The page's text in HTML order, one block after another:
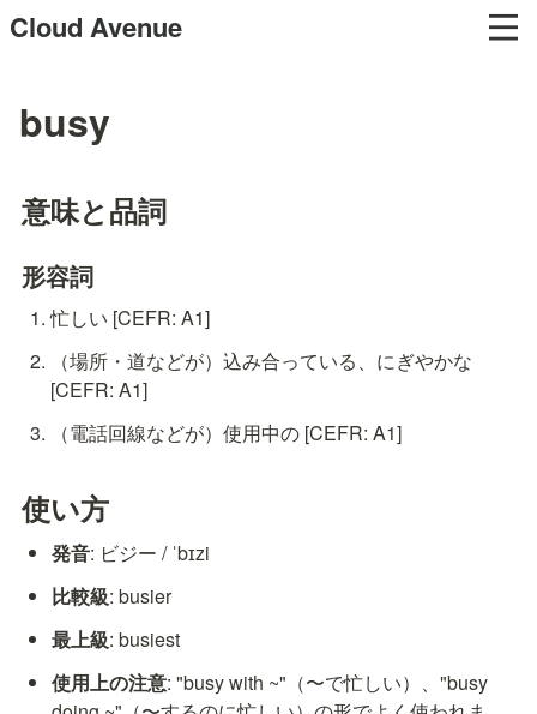
Cloud Avenue
busy
意味と品詞
形容詞
忙しい [CEFR: A1]
（場所・道などが）込み合っている、にぎやかな
[CEFR: A1]
（電話回線などが）使用中の [CEFR: A1]
使い方
発音: ビジー / ˈbɪzi
比較級: busier
最上級: busiest
使用上の注意: "busy with ~"（〜で忙しい）、"busy